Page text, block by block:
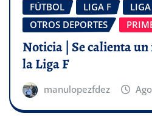
FÚTBOL
LIGA F
OTROS DEPORTES
Noticia | Se calienta
la Liga F
manulopezfdez